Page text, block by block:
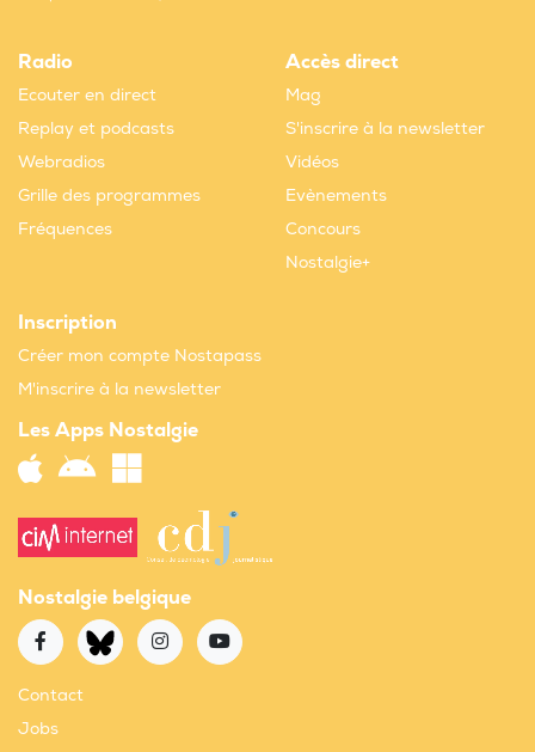
Radio
Ecouter en direct
Replay et podcasts
Webradios
Grille des programmes
Fréquences
Accès direct
Mag
S'inscrire à la newsletter
Vidéos
Evènements
Concours
Nostalgie+
Inscription
Créer mon compte Nostapass
M'inscrire à la newsletter
Les Apps Nostalgie
Nostalgie belgique
Contact
Jobs